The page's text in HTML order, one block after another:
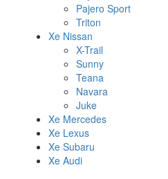
Pajero Sport
Triton
Xe Nissan
X-Trail
Sunny
Teana
Navara
Juke
Xe Mercedes
Xe Lexus
Xe Subaru
Xe Audi